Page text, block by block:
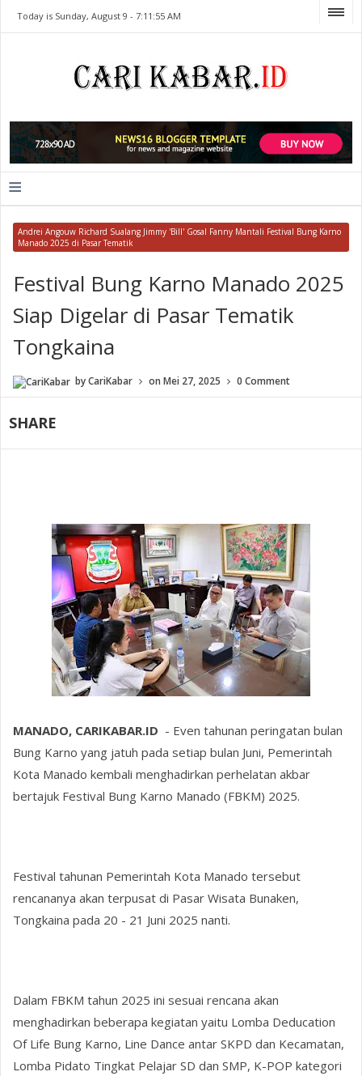
Today is Sunday, August 9 -7:11:55 AM
≡
Andrei Angouw Richard Sualang Jimmy 'Bill' Gosal Fanny Mantali Festival Bung Karno
Manado 2025 di Pasar Tematik
Festival Bung Karno Manado 2025
Siap Digelar di Pasar Tematik
Tongkaina
byCariKabar onMei 27, 2025 0 Comment
SHARE
MANADO, CARIKABAR.ID - Even tahunan peringatan bulan
Bung Karno yang jatuh pada setiap bulan Juni, Pemerintah
Kota Manado kembali menghadirkan perhelatan akbar
bertajuk Festival Bung Karno Manado (FBKM) 2025.
Festival tahunan Pemerintah Kota Manado tersebut
rencananya akan terpusat di Pasar Wisata Bunaken,
Tongkaina pada 20 - 21 Juni 2025 nanti.
Dalam FBKM tahun 2025 ini sesuai rencana akan
menghadirkan beberapa kegiatan yaitu Lomba Deducation
Of Life Bung Karno, Line Dance antar SKPD dan Kecamatan,
Lomba Pidato Tingkat Pelajar SD dan SMP, K-POP kategori